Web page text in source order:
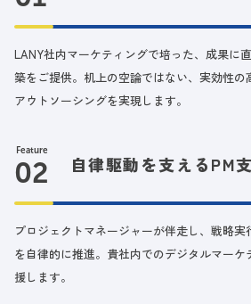
LANY社内マーケティングで培った、成果に
築をご提供。机上の空論ではない、実効性
アウトソーシングを実現します。
Feature
自律駆動を支えるPM
プロジェクトマネージャーが伴走し、戦略
を自律的に推進。貴社内でのデジタルマー
援します。